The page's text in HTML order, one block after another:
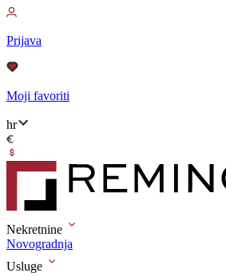
Prijava
Moji favoriti
hr
Nekretnine
Novogradnja
Usluge